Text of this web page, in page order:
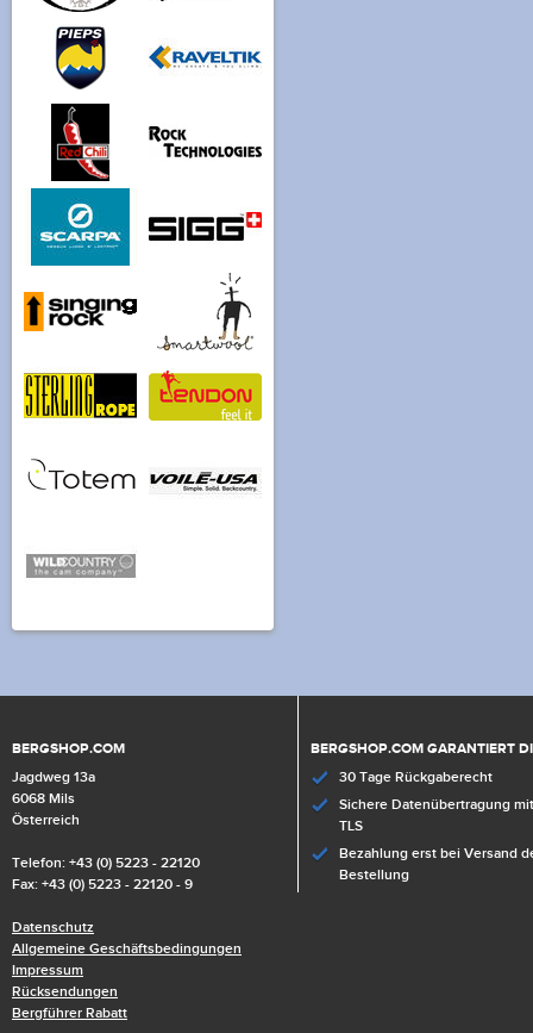
BERGSHOP.COM
Jagdweg 13a
6068 Mils
Österreich
Telefon: +43 (0) 5223 - 22120
Fax: +43 (0) 5223 - 22120 - 9
Datenschutz
Allgemeine Geschäftsbedingungen
Impressum
Rücksendungen
Bergführer Rabatt
BERGSHOP.COM GARANTIERT
30 Tage Rückgaberecht
Sichere Datenübertragung
TLS
Bezahlung erst bei Versand
Bestellung